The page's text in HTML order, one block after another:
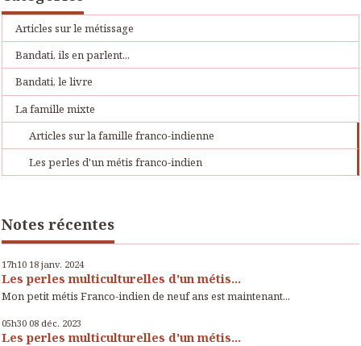
Articles sur le métissage
Bandati, ils en parlent...
Bandati, le livre
La famille mixte
Articles sur la famille franco-indienne
Les perles d'un métis franco-indien
Notes récentes
17h10 18 janv. 2024
Les perles multiculturelles d'un métis...
Mon petit métis Franco-indien de neuf ans est maintenant...
05h30 08 déc. 2023
Les perles multiculturelles d'un métis...